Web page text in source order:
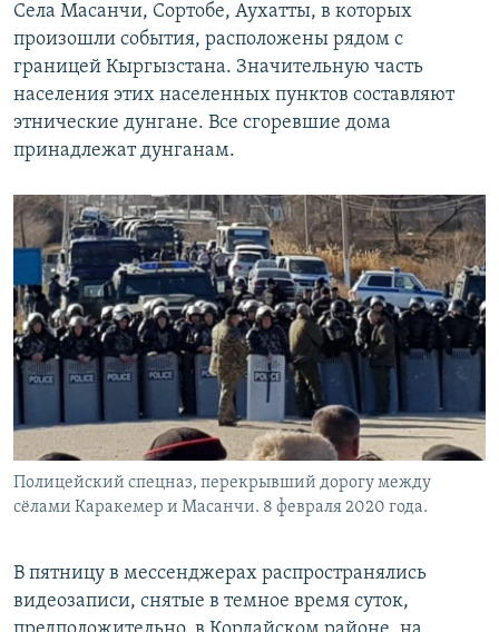
Села Масанчи, Сортобе, Аухатты, в которых
произошли события, расположены рядом с
границей Кыргызстана. Значительную часть
населения этих населенных пунктов составляют
этнические дунгане. Все сгоревшие дома
принадлежат дунганам.
Полицейский спецназ, перекрывший дорогу между
сёлами Каракемер и Масанчи. 8 февраля 2020 года.
В пятницу в мессенджерах распространялись
видеозаписи, снятые в темное время суток,